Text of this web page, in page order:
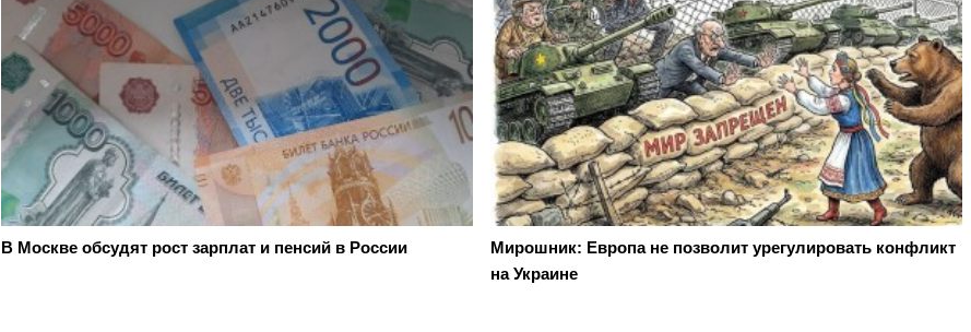
В Москве обсудят рост зарплат и пенсий в России
Мирошник: Европа не позволит урегулировать конфликт
на Украине